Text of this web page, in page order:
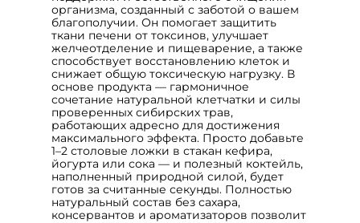
организма, созданный с заботой о вашем
благополучии. Он помогает защитить
ткани печени от токсинов, улучшает
желчеотделение и пищеварение, а также
способствует восстановлению клеток и
снижает общую токсическую нагрузку. В
основе продукта — гармоничное
сочетание натуральной клетчатки и силы
проверенных сибирских трав,
работающих адресно для достижения
максимального эффекта. Просто добавьте
1–2 столовые ложки в стакан кефира,
йогурта или сока — и полезный коктейль,
наполненный природной силой, будет
готов за считанные секунды. Полностью
натуральный состав без сахара,
консервантов и ароматизаторов позволит